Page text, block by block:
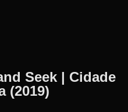
Seek | Cidade
(2019)